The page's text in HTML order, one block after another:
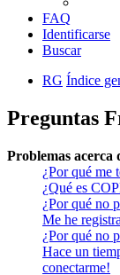
FAQ
Identificarse
Buscar
RG Índice
Preguntas
Problemas acerca
¿Por qué me
¿Qué es
¿Por qué no
Me he
¿Por qué no
Hace un
conectarme!